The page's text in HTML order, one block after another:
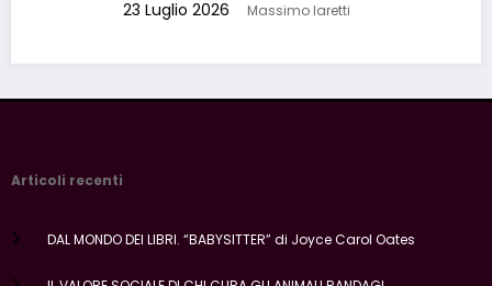
Massimo Iaretti